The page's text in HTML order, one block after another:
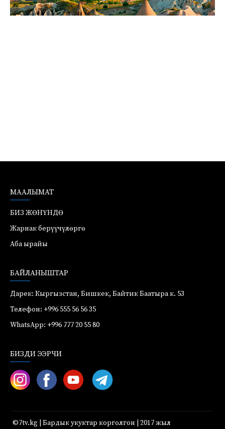
МААЛЫМАТ
БИЗ ЖӨНҮНДӨ
Жарнак берүүчүлөргө
Аба ырайы
БАЙЛАНЫШТАР
Дарек: Кыргызстан, Бишкек, Байтик Баатыра к. 53
Телефон: +996 555 56 56 35
WhatsApp: +996 777 20 55 80
БИЗДИ ЭЭРЧИ
©7tv.kg | Бардык укуктар корголгон | 2017 жыл